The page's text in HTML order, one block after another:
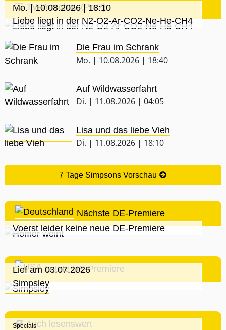
TV-Vorschau (Pro7)
Mo. | 10.08.2026 | 18:10
Liebe liegt in der N2-O2-Ar-CO2-Ne-He-CH4
Die Frau im Schrank
Mo. | 10.08.2026 | 18:40
Auf Wildwasserfahrt
Di. | 11.08.2026 | 04:05
Lisa und das liebe Vieh
Di. | 11.08.2026 | 18:10
7 Tage Simpsons Vorschau
Nächste DE-Premiere
Voerst leider keine neue DE-Premiere
Letzte US-Premiere
Lief am 03.07.2026
Simpsley
Auch lesenswert
Specials